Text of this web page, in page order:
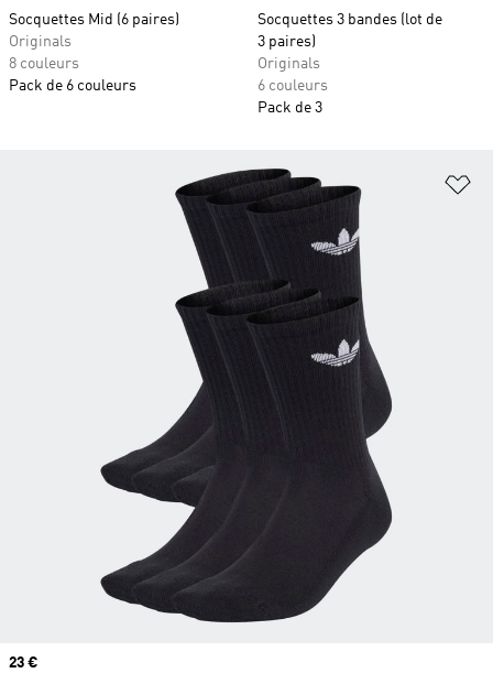
Socquettes Mid (6 paires)
Originals
8 couleurs
Pack de 6 couleurs
Socquettes 3 bandes (lot de
3 paires)
Originals
6 couleurs
Pack de 3
Prix
23 €